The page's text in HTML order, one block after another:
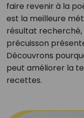
faire revenir à la
est la meilleure
résultat recherché,
précuisson
Découvrons
peut améliorer la
recettes.